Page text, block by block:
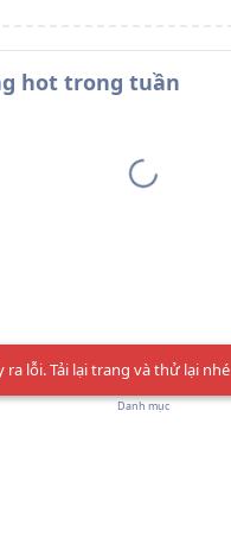
hot trong tuần
ra lỗi. Tải lại trang và thử lại nhé
Danh mục